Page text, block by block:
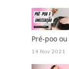
Pré-poo
14 Nov 2021